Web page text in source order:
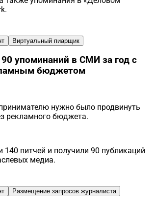
Виртуальный пиарщик
90 упоминаний в СМИ за год с
бюджетом
нужно было продвинуть
рекламного бюджета.
140 питчей и получили 90 публикаций
медиа.
Размещение запросов журналиста